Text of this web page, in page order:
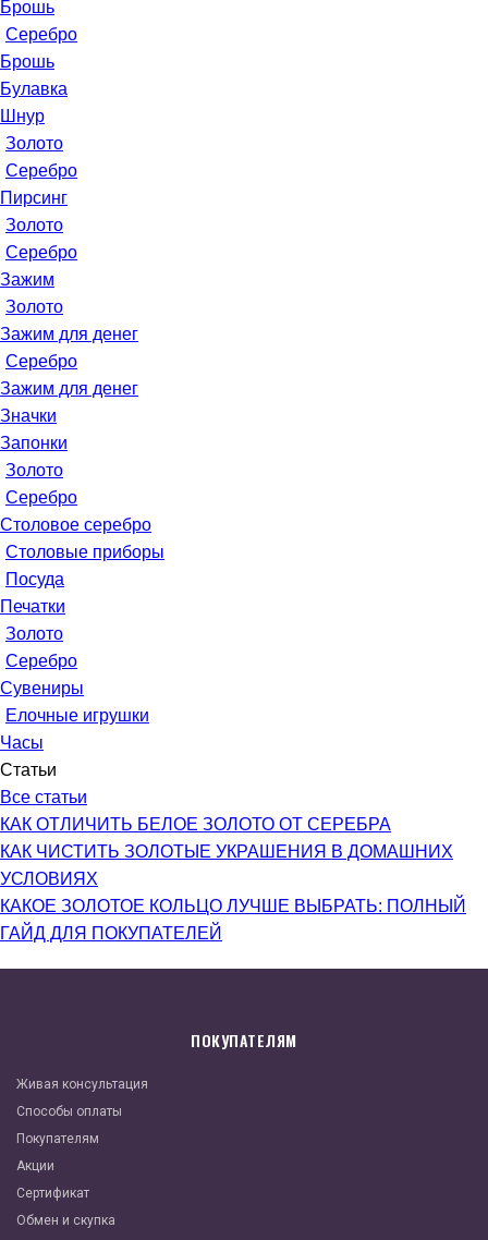
Брошь
Серебро
Брошь
Булавка
Шнур
Золото
Серебро
Пирсинг
Золото
Серебро
Зажим
Золото
Зажим для денег
Серебро
Зажим для денег
Значки
Запонки
Золото
Серебро
Столовое серебро
Столовые приборы
Посуда
Печатки
Золото
Серебро
Сувениры
Елочные игрушки
Часы
Статьи
Все статьи
КАК ОТЛИЧИТЬ БЕЛОЕ ЗОЛОТО ОТ СЕРЕБРА
КАК ЧИСТИТЬ ЗОЛОТЫЕ УКРАШЕНИЯ В ДОМАШНИХ
УСЛОВИЯХ
КАКОЕ ЗОЛОТОЕ КОЛЬЦО ЛУЧШЕ ВЫБРАТЬ: ПОЛНЫЙ
ГАЙД ДЛЯ ПОКУПАТЕЛЕЙ
ПОКУПАТЕЛЯМ
Живая консультация
Способы оплаты
Покупателям
Акции
Сертификат
Обмен и скупка